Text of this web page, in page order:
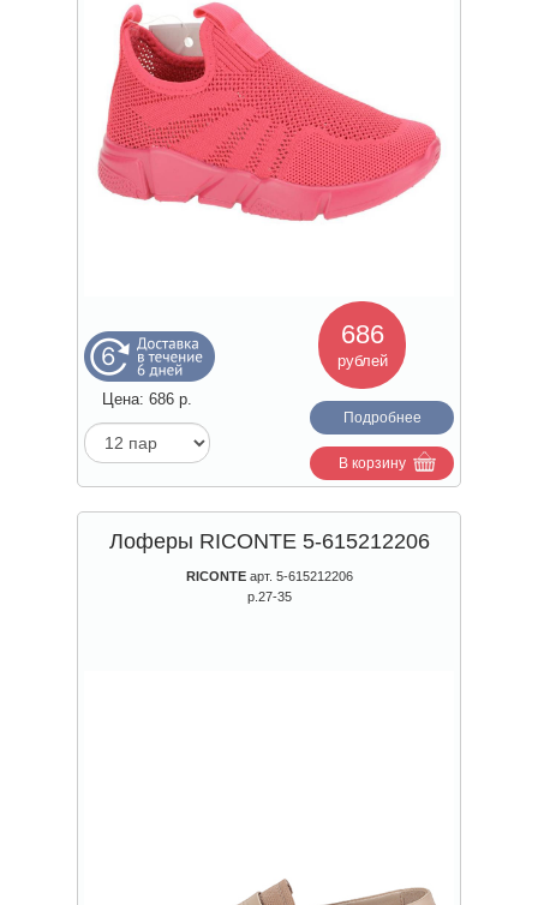
686
рублей
Цена: 686 р.
Подробнее
В корзину
Лоферы RICONTE 5-615212206
RICONTEарт. 5-615212206
р.27-35